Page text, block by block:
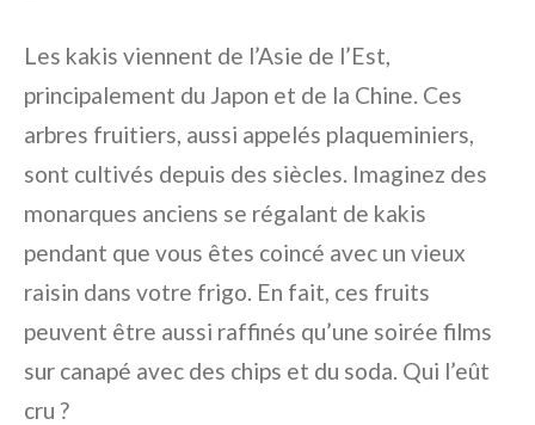
Les kakis viennent de l’Asie de l’Est,
principalement du Japon et de la Chine. Ces
arbres fruitiers, aussi appelés plaqueminiers,
sont cultivés depuis des siècles. Imaginez des
monarques anciens se régalant de kakis
pendant que vous êtes coincé avec un vieux
raisin dans votre frigo. En fait, ces fruits
peuvent être aussi raffinés qu’une soirée films
sur canapé avec des chips et du soda. Qui l’eût
cru ?